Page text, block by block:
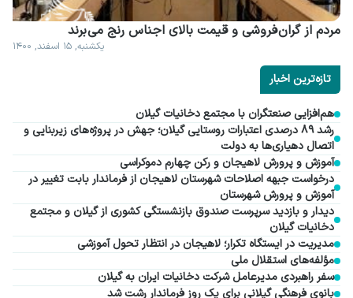
مردم از گران فروشی و قیمت بالای اجناس رنج می برند
یکشنبه, ۱۵ اسفند, ۱۴۰۰
تازه‌ترین اخبار
هم‌افزایی صنعتگران با مجتمع دخانیات گیلان
رشد ۸۹ درصدی اعتبارات روستایی گیلان؛ جهش در پروژه‌های زیربنایی و
اتصال دهیاری‌ها به دولت
آموزش و پرورش لاهیجان و رکن چهارم دموکراسی
درخواست جبهه اصلاحات شهرستان لاهیجان از فرماندار بابت تغییر در
آموزش و پرورش شهرستان
دیدار و بازدید سرپرست صندوق بازنشستگی کشوری از گیلان و مجتمع
دخانیات گیلان
مدیریت در ایستگاه تکرار؛ لاهیجان در انتظار تحول آموزشی
مؤلفه‌های استقلال ملی
سفر راهبردی مدیرعامل شرکت دخانیات ایران به گیلان
بانوی فرهنگی گیلانی برای یک روز فرماندار رشت شد